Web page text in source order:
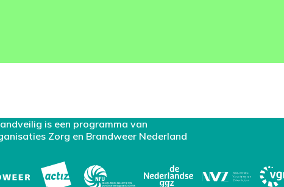
is een programma van
Zorg en Brandweer Nederland